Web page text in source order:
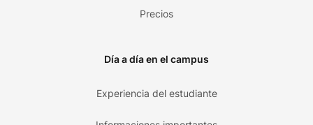
Precios
Día a día en el campus
Experiencia del estudiante